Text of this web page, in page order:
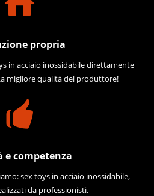
propria
in acciaio inossidabile direttamente
migliore qualità del produttore!
e competenza
sex toys in acciaio inossidabile,
da professionisti.